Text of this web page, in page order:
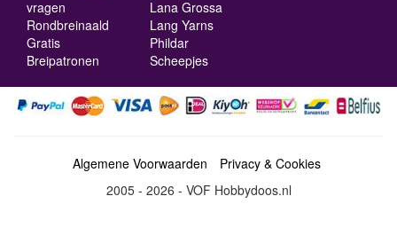
vragen
Rondbreinaald
Gratis
Breipatronen
Lana Grossa
Lang Yarns
Phildar
Scheepjes
Algemene Voorwaarden
Privacy & Cookies
2005 - 2026 - VOF Hobbydoos.nl